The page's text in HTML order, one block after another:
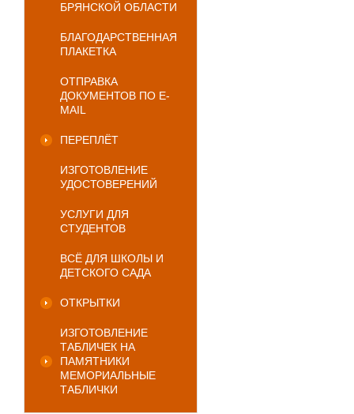
БРЯНСКОЙ ОБЛАСТИ
БЛАГОДАРСТВЕННАЯ
ПЛАКЕТКА
ОТПРАВКА
ДОКУМЕНТОВ ПО E-
MAIL
ПЕРЕПЛЁТ
ИЗГОТОВЛЕНИЕ
УДОСТОВЕРЕНИЙ
УСЛУГИ ДЛЯ
СТУДЕНТОВ
ВСЁ ДЛЯ ШКОЛЫ И
ДЕТСКОГО САДА
ОТКРЫТКИ
ИЗГОТОВЛЕНИЕ
ТАБЛИЧЕК НА
ПАМЯТНИКИ
МЕМОРИАЛЬНЫЕ
ТАБЛИЧКИ